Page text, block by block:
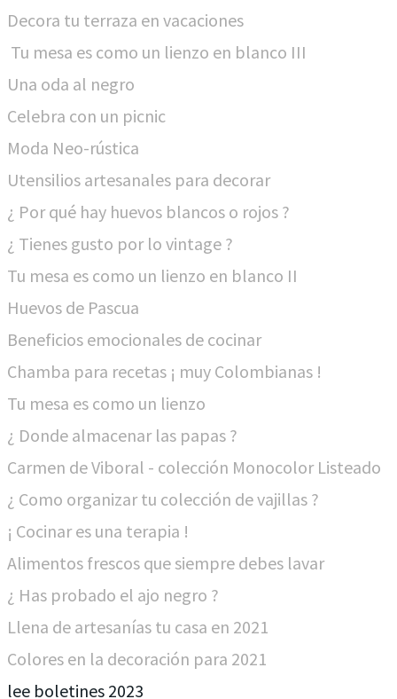
Decora tu terraza en vacaciones
Tu mesa es como un lienzo en blanco III
Una oda al negro
Celebra con un picnic
Moda Neo-rústica
Utensilios artesanales para decorar
¿ Por qué hay huevos blancos o rojos ?
¿ Tienes gusto por lo vintage ?
Tu mesa es como un lienzo en blanco II
Huevos de Pascua
Beneficios emocionales de cocinar
Chamba para recetas ¡ muy Colombianas !
Tu mesa es como un lienzo
¿ Donde almacenar las papas ?
Carmen de Viboral - colección Monocolor Listeado
¿ Como organizar tu colección de vajillas ?
¡ Cocinar es una terapia !
Alimentos frescos que siempre debes lavar
¿ Has probado el ajo negro ?
Llena de artesanías tu casa en 2021
Colores en la decoración para 2021
lee boletines 2023